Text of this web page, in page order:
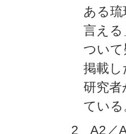
ある
言え
つい
掲載し
研究者
ている
2 A2／